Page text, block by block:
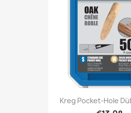
Kreg Pocket-Hole